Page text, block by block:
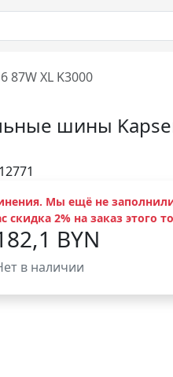
XL K3000
шины
Мы ещё не заполнили
скидка 2% на заказ этого
BYN
в наличии